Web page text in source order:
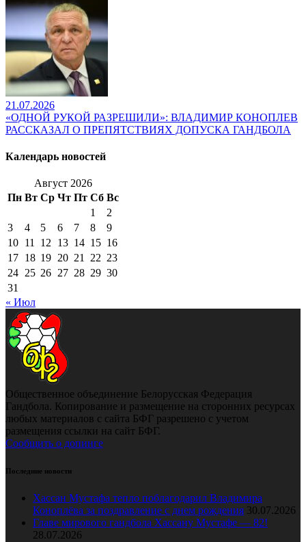
21.07.2026
«ОДНОЙ РУКОЙ РАЗРЕШИЛИ»: ВЛАДИМИР КОНОПЛЕВ
РАССКАЗАЛ О ПРЕПЯТСТВИЯХ ДОПУСКА ГАНДБОЛА
Календарь новостей
Август 2026
Пн Вт Ср Чт Пт Сб Вс
1
2
3
4 5 6 7 8
9
10 11 12 13 14 15 16
17 18 19 20 21 22 23
24 25 26 27 28 29 30
31
« Июл
Общественное объединение Белорусская Федерация
Гандбола. Копирование и размещение на сторонних ресурсах
любых материалов с сайта БФГ разрешено с учетом
размещения ссылки на сайт БФГ.
Сообщить о допинге
Последние новости
Хассан Мустафа тепло поблагодарил Владимира
Коноплёва за поздравление с днем рождения 30.07.2026
Главе мирового гандбола Хассану Мустафе — 82!
28.07.2026